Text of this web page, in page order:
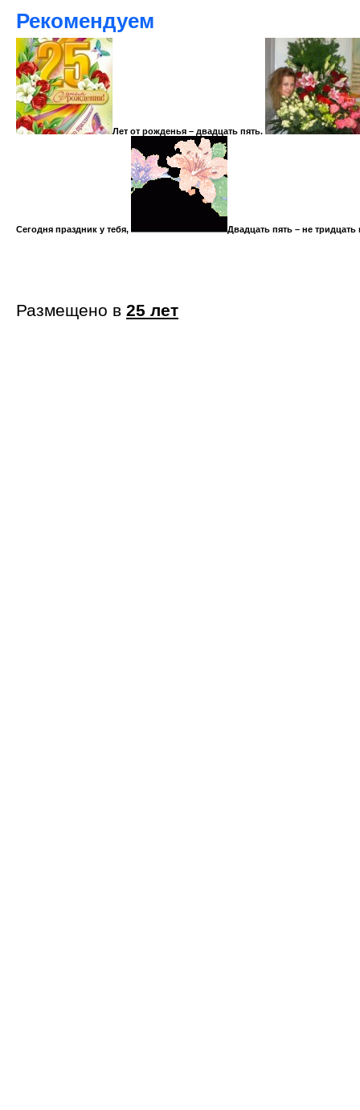
Рекомендуем
Лет от рожденья – двадцать пять.
Сегодня праздник у тебя, Двадцать пять – не тридцать
Размещено в 25 лет